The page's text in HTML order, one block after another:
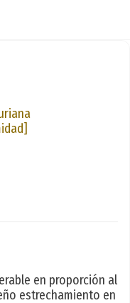
en proporción al
estrechamiento en